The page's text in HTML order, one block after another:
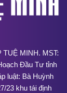
MINH. MST:
Đầu Tư tỉnh
luật: Bà Huỳnh
23 khu tái định